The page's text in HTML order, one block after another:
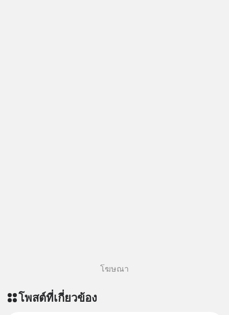
โฆษณา
โพสต์ที่เกี่ยวข้อง